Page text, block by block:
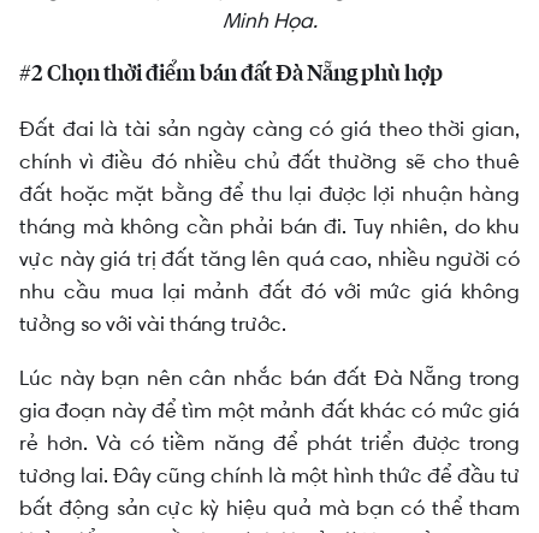
Minh Họa.
#2 Chọn thời điểm bán đất Đà Nẵng phù hợp
Đất đai là tài sản ngày càng có giá theo thời gian,
chính vì điều đó nhiều chủ đất thường sẽ cho thuê
đất hoặc mặt bằng để thu lại được lợi nhuận hàng
tháng mà không cần phải bán đi. Tuy nhiên, do khu
vực này giá trị đất tăng lên quá cao, nhiều người có
nhu cầu mua lại mảnh đất đó với mức giá không
tưởng so với vài tháng trước.
Lúc này bạn nên cân nhắc bán đất Đà Nẵng trong
gia đoạn này để tìm một mảnh đất khác có mức giá
rẻ hơn. Và có tiềm năng để phát triển được trong
tương lai. Đây cũng chính là một hình thức để đầu tư
bất động sản cực kỳ hiệu quả mà bạn có thể tham